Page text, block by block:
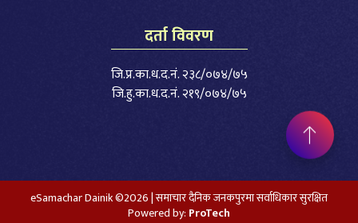
दर्ता विवरण
जि.प्र.का.ध.द.नं. २३८/०७४/७५
जि.हु.का.ध.द.नं. २१९/०७४/७५
eSamachar Dainik ©2026 | समाचार दैनिक जनकपुरमा सर्वाधिकार सुरक्षित
Powered by: ProTech